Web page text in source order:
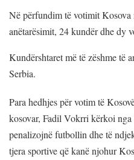
Në përfundim të votimit Kosova
anëtarësimit, 24 kundër dhe dy
Kundërshtaret më të zëshme të
Serbia.
Para hedhjes për votim të
kosovar, Fadil Vokrri kërkoi nga
penalizojnë futbollin dhe të
tjera sportive që kanë njohur